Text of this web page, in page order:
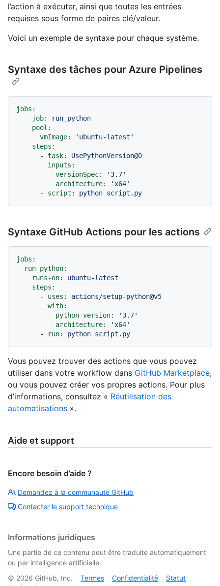
l’action à exécuter, ainsi que toutes les entrées
requises sous forme de paires clé/valeur.
Voici un exemple de syntaxe pour chaque système.
Syntaxe des tâches pour Azure Pipelines
jobs:
-
job:
run_python
pool:
vmImage:
'ubuntu-latest'
steps:
-
task:
UsePythonVersion@0
inputs:
versionSpec:
'3.7'
architecture:
'x64'
-
script: python script.py
Syntaxe GitHub Actions pour les actions
jobs:
run_python:
runs-on:
ubuntu-latest
steps:
-
uses:
actions/setup-python@v5
with:
python-version:
'3.7'
architecture:
'x64'
-
run: python script.py
Vous pouvez trouver des actions que vous pouvez
utiliser dans votre workflow dans GitHub Marketplace,
ou vous pouvez créer vos propres actions. Pour plus
d’informations, consultez « Réutilisation des
automatisations ».
Aide et support
Encore besoin d’aide ?
Demandez à la communauté GitHub
Contacter le support technique
Informations juridiques
Une partie de ce contenu peut être traduite automatiquement
ou par intelligence artificielle.
© 2026 GitHub, Inc. Termes Confidentialité
Statut